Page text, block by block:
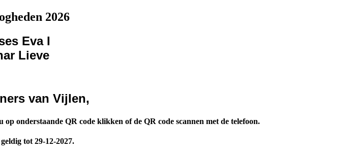
2026
Eva I
Lieve
van Vijlen,
onderstaande QR code klikken of de QR code scannen met de telefoon.
tot 29-12-2027.